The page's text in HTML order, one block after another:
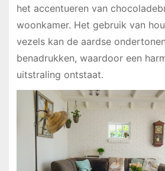
het accentueren van
woonkamer. Het gebruik van
vezels kan de aardse
benadrukken, waardoor een
uitstraling ontstaat.